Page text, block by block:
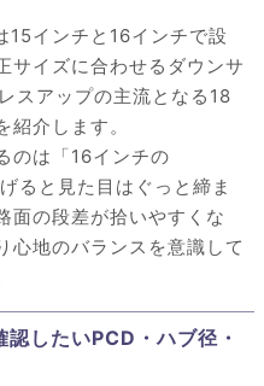
インチと16インチで設
サイズに合わせるダウンサ
スアップの主流となる18
介します。
のは「16インチの
ると見た目はぐっと締ま
面の段差が拾いやすくな
心地のバランスを意識して
したいPCD・ハブ径・